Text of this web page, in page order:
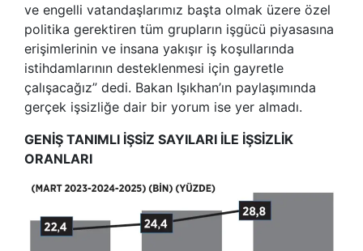
ve engelli vatandaşlarımız başta olmak üzere özel
politika gerektiren tüm grupların işgücü piyasasına
erişimlerinin ve insana yakışır iş koşullarında
istihdamlarının desteklenmesi için gayretle
çalışacağız” dedi. Bakan Işıkhan’ın paylaşımında
gerçek işsizliğe dair bir yorum ise yer almadı.
GENİŞ TANIMLI İŞSİZ SAYILARI İLE İŞSİZLİK
ORANLARI